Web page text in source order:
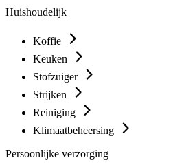
Huishoudelijk
Koffie
Keuken
Stofzuiger
Strijken
Reiniging
Klimaatbeheersing
Persoonlijke verzorging